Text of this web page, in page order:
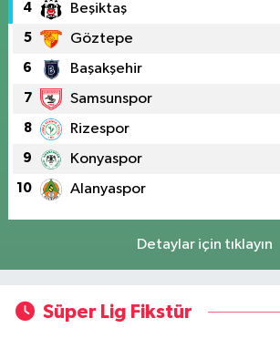
4 Beşiktaş
5 Göztepe
6 Başakşehir
7 Samsunspor
8 Rizespor
9 Konyaspor
10 Alanyaspor
Detaylar için tıklayın
Süper Lig Fikstür